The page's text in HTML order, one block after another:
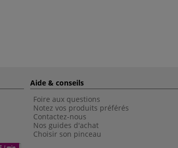
Aide & conseils
Foire aux questions
Notez vos produits préférés
Contactez-nous
Nos guides d'achat
Choisir son pinceau